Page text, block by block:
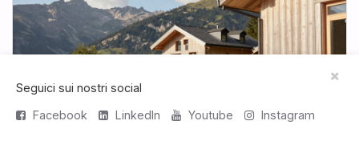
Seguici sui nostri social
Facebook
LinkedIn Youtube Instagram